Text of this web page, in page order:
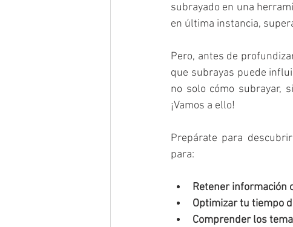
subrayado en una
en última instancia,
Pero, antes de
que subrayas puede
no solo cómo subrayar,
¡Vamos a ello!
Prepárate para
para:
Retener información
Optimizar tu tiempo
Comprender los